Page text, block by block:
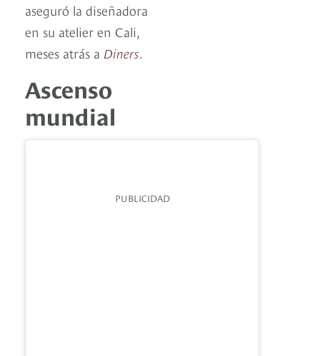
aseguró la diseñadora
en su atelier en Cali,
meses atrás a Diners.
Ascenso
mundial
PUBLICIDAD